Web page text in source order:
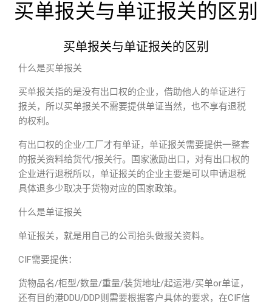
买单报关与单证报关的区别
买单报关与单证报关的区别
什么是买单报关
买单报关指的是没有出口权的企业，借助他人的单证进行
报关，所以买单报关不需要提供单证当然，也不享有退税
的权利。
有出口权的企业/工厂才有单证，单证报关需要提供一整套
的报关资料给货代/报关行。国家激励出口，对有出口权的
企业进行退税所以，单证报关的企业主要是可以申请退税
具体退多少取决于货物对应的国家政策。
什么是单证报关
单证报关，就是用自己的公司抬头做报关资料。
CIF需要提供：
货物品名/柜型/数量/重量/装货地址/起运港/买单or单证，
还有目的港DDU/DDP则需要根据客户具体的要求，在CIF信